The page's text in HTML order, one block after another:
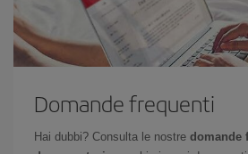
Domande frequenti
Hai dubbi? Consulta le nostre domande